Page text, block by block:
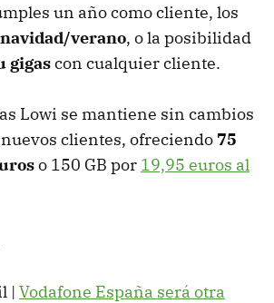
un año como cliente, los
verano, o la posibilidad
gigascon cualquier cliente.
Lowi se mantiene sin cambios
clientes, ofreciendo 75
o 150 GB por 19,95 euros al
| Vodafone España será otra